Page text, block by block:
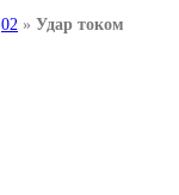
02 » Удар током